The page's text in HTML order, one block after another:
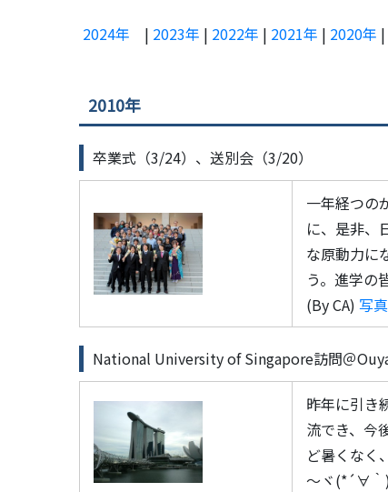
2024年 | 2023年 | 2022年 | 2021年 | 2020年 |
2010年
卒業式（3/24）、送別会（3/20）
一年経つの
に、是非、
な原動力に
う。進学の
(By CA) 写
National University of Singapore訪問＠
昨年に引き
流でき、今
ど暑くなく
～ヾ(*´∀｀